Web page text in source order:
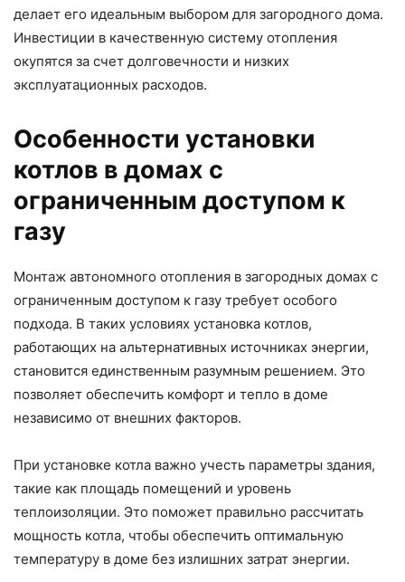
делает его идеальным выбором для загородного дома.
Инвестиции в качественную систему отопления
окупятся за счет долговечности и низких
эксплуатационных расходов.
Особенности установки
котлов в домах с
ограниченным доступом к
газу
Монтаж автономного отопления в загородных домах с
ограниченным доступом к газу требует особого
подхода. В таких условиях установка котлов,
работающих на альтернативных источниках энергии,
становится единственным разумным решением. Это
позволяет обеспечить комфорт и тепло в доме
независимо от внешних факторов.
При установке котла важно учесть параметры здания,
такие как площадь помещений и уровень
теплоизоляции. Это поможет правильно рассчитать
мощность котла, чтобы обеспечить оптимальную
температуру в доме без излишних затрат энергии.